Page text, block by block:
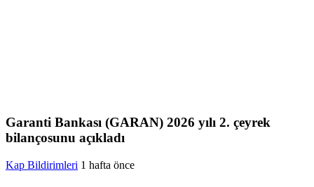
Garanti Bankası (GARAN) 2026 yılı 2. çeyrek
bilançosunu açıkladı
Kap Bildirimleri 1 hafta önce